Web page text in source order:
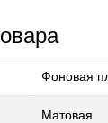
Фоновая
Матовая